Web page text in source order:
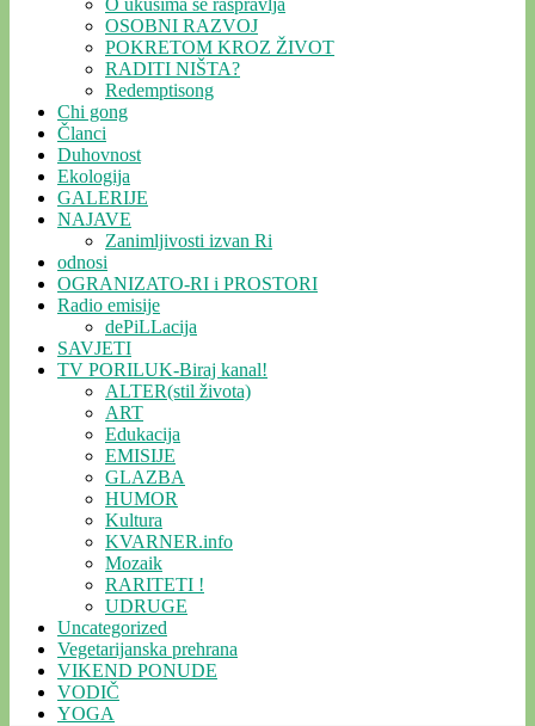
O ukusima se raspravlja
OSOBNI RAZVOJ
POKRETOM KROZ ŽIVOT
RADITI NIŠTA?
Redemptisong
Chi gong
Članci
Duhovnost
Ekologija
GALERIJE
NAJAVE
Zanimljivosti izvan Ri
odnosi
OGRANIZATO-RI i PROSTORI
Radio emisije
dePiLLacija
SAVJETI
TV PORILUK-Biraj kanal!
ALTER(stil života)
ART
Edukacija
EMISIJE
GLAZBA
HUMOR
Kultura
KVARNER.info
Mozaik
RARITETI !
UDRUGE
Uncategorized
Vegetarijanska prehrana
VIKEND PONUDE
VODIČ
YOGA